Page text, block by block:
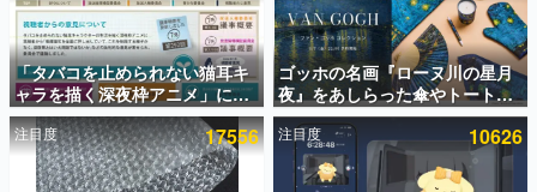
ゲームの企画書
名作ゲームクリエイターの方々に製作時のエピソードをお
聞きし、ヒットする企画（ゲーム）とは何か？を探ってい
きます。
赫本
この物語を解いてはいけない。『赫本』は、〈試験問題〉
の形をした短編ホラー小説集です。
「タバコを止められない猫耳キ
ャラを描く深夜枠アニメ」に視
聴者の一部から批判意見。違法
薬物の使用と思わしき描写も含
めて、BPOが議論を交わす
ゴッホの名画『ローヌ川の星月
夜』をあしらった傘やトートバ
ッグなどが登場。8月7日21時よ
り2日間限定で予約販売
注目度 17556 注目度 10626